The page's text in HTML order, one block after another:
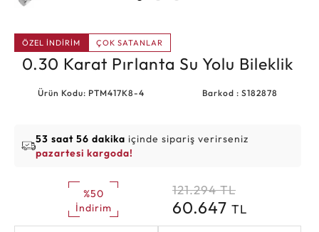
ÖZEL İNDİRİM ÇOK SATANLAR
0.30 Karat Pırlanta Su Yolu Bileklik
Ürün Kodu: PTM417K8-4 Barkod : S182878
53 saat 56 dakika içinde sipariş verirseniz
pazartesi kargoda!
%50
İndirim
121.294 TL
60.647 TL